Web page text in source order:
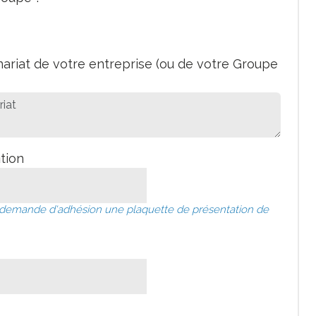
de votre entreprise (ou de votre Groupe
d'adhésion une plaquette de présentation de